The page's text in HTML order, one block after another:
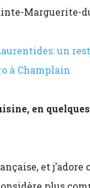
Marguerite-
un
à Champlain
en
et